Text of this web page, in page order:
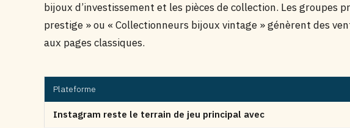
bijoux d’investissement et les pièces de collection. Les groupes
prestige » ou « Collectionneurs bijoux vintage » génèrent des
aux pages classiques.
Plateforme
Instagram reste le terrain de jeu principal avec